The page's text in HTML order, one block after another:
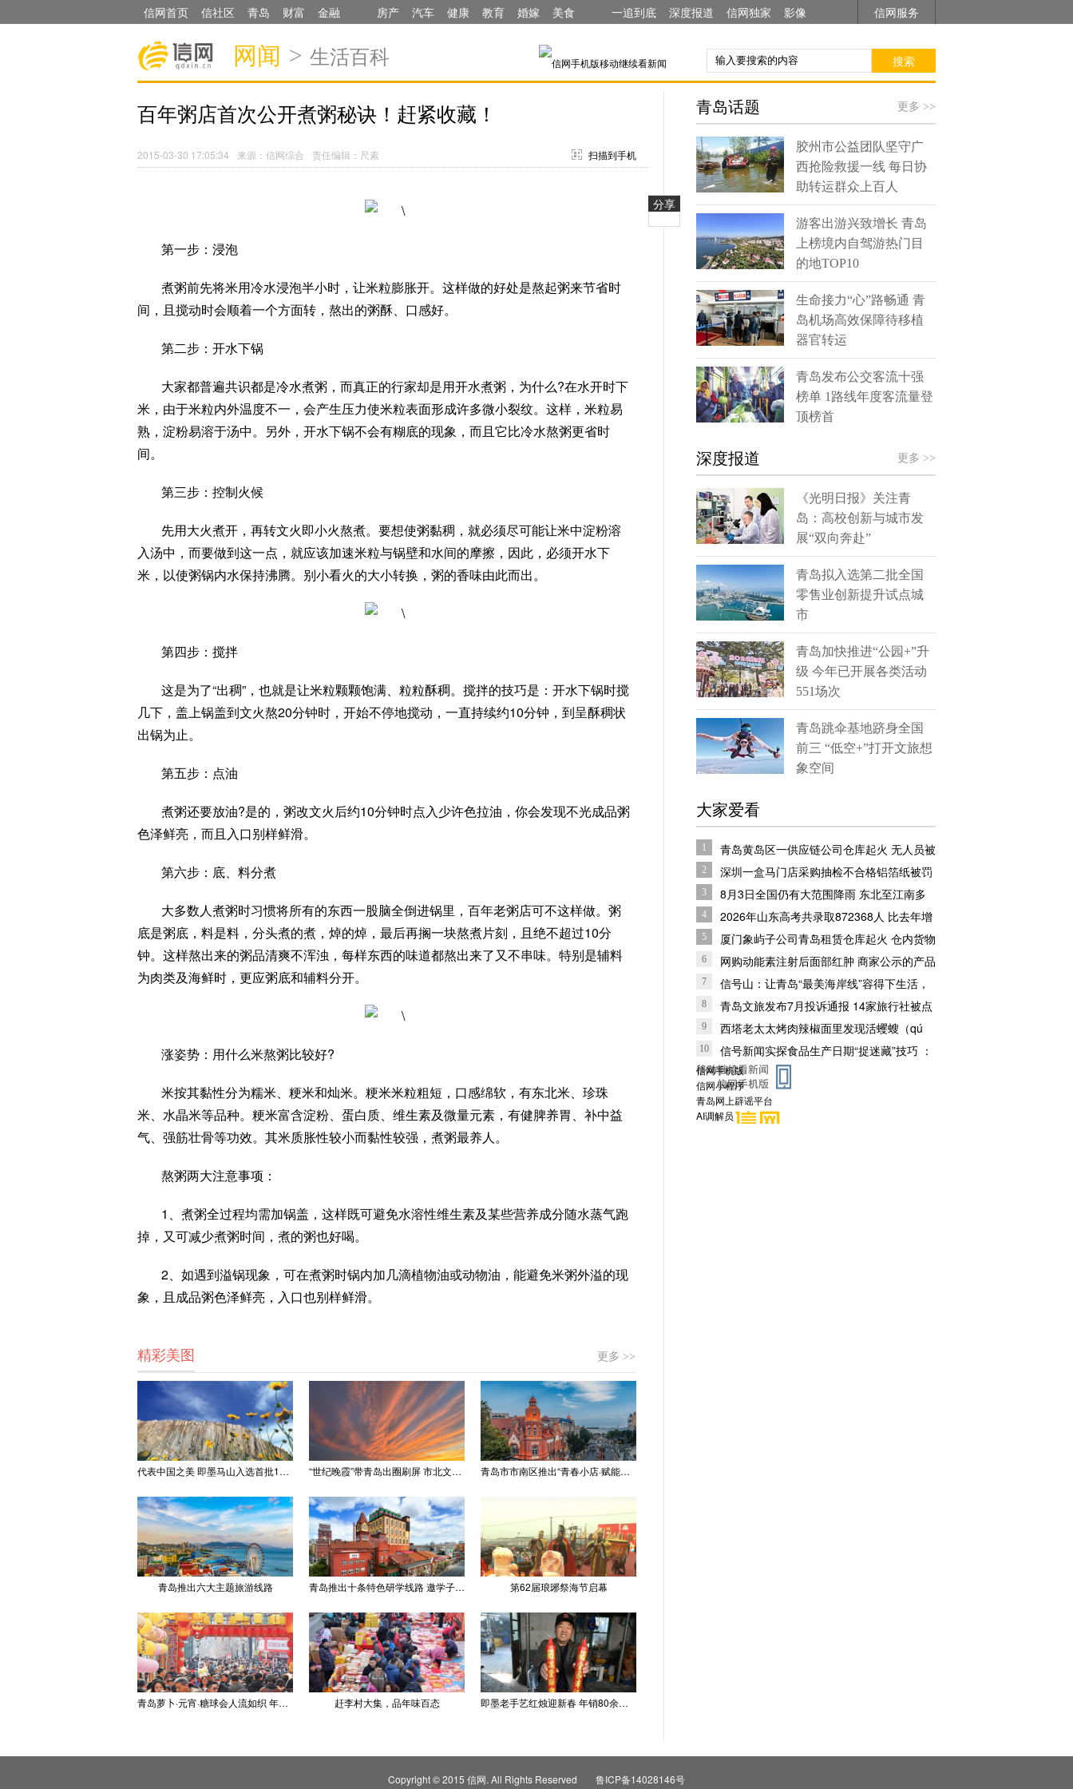
信网首页 信社区 青岛 财富 金融 房产 汽车 健康 教育 婚嫁 美食 一追到底 深度报道 信网独家 影像 信网服务
网闻 > 生活百科 搜索
百年粥店首次公开煮粥秘诀！赶紧收藏！
2015-03-30 17:05:34 来源：信网综合 责任编辑：尺素 扫描到手机
第一步：浸泡
煮粥前先将米用冷水浸泡半小时，让米粒膨胀开。这样做的好处是熬起粥来节省时
间，且搅动时会顺着一个方面转，熬出的粥酥、口感好。
第二步：开水下锅
大家都普遍共识都是冷水煮粥，而真正的行家却是用开水煮粥，为什么?在水开时下
米，由于米粒内外温度不一，会产生压力使米粒表面形成许多微小裂纹。这样，米粒易
熟，淀粉易溶于汤中。另外，开水下锅不会有糊底的现象，而且它比冷水熬粥更省时
间。
第三步：控制火候
先用大火煮开，再转文火即小火熬煮。要想使粥黏稠，就必须尽可能让米中淀粉溶
入汤中，而要做到这一点，就应该加速米粒与锅壁和水间的摩擦，因此，必须开水下
米，以使粥锅内水保持沸腾。别小看火的大小转换，粥的香味由此而出。
第四步：搅拌
这是为了“出稠”，也就是让米粒颗颗饱满、粒粒酥稠。搅拌的技巧是：开水下锅时搅
几下，盖上锅盖到文火熬20分钟时，开始不停地搅动，一直持续约10分钟，到呈酥稠状
出锅为止。
第五步：点油
煮粥还要放油?是的，粥改文火后约10分钟时点入少许色拉油，你会发现不光成品粥
色泽鲜亮，而且入口别样鲜滑。
第六步：底、料分煮
大多数人煮粥时习惯将所有的东西一股脑全倒进锅里，百年老粥店可不这样做。粥
底是粥底，料是料，分头煮的煮，焯的焯，最后再搁一块熬煮片刻，且绝不超过10分
钟。这样熬出来的粥品清爽不浑浊，每样东西的味道都熬出来了又不串味。特别是辅料
为肉类及海鲜时，更应粥底和辅料分开。
涨姿势：用什么米熬粥比较好?
米按其黏性分为糯米、粳米和灿米。粳米米粒粗短，口感绵软，有东北米、珍珠
米、水晶米等品种。粳米富含淀粉、蛋白质、维生素及微量元素，有健脾养胃、补中益
气、强筋壮骨等功效。其米质胀性较小而黏性较强，煮粥最养人。
熬粥两大注意事项：
1、煮粥全过程均需加锅盖，这样既可避免水溶性维生素及某些营养成分随水蒸气跑
掉，又可减少煮粥时间，煮的粥也好喝。
2、如遇到溢锅现象，可在煮粥时锅内加几滴植物油或动物油，能避免米粥外溢的现
象，且成品粥色泽鲜亮，入口也别样鲜滑。
精彩美图 更多 >>
代表中国之美 即墨马山入选首批100处“美丽中国打卡点” “世纪晚霞”带青岛出圈刷屏 市北文旅推出精品线路 青岛市市南区推出“青春小店·赋能计划” 聚满青岛温情
青岛推出六大主题旅游线路 青岛推出十条特色研学线路 邀学子逐梦深蓝探知山海 第62届琅琊祭海节启幕
青岛萝卜·元宵·糖球会人流如织 年味浓郁 赶李村大集，品年味百态 即墨老手艺红烛迎新春 年销80余吨供不应求
分享
青岛话题 更多 >>
胶州市公益团队坚守广
西抢险救援一线 每日协
助转运群众上百人
游客出游兴致增长 青岛
上榜境内自驾游热门目
的地TOP10
生命接力“心”路畅通 青
岛机场高效保障待移植
器官转运
青岛发布公交客流十强
榜单 1路线年度客流量登
顶榜首
深度报道 更多 >>
《光明日报》关注青
岛：高校创新与城市发
展“双向奔赴”
青岛拟入选第二批全国
零售业创新提升试点城
市
青岛加快推进“公园+”升
级 今年已开展各类活动
551场次
青岛跳伞基地跻身全国
前三 “低空+”打开文旅想
象空间
大家爱看
1
青岛黄岛区一供应链公司仓库起火 无人员被
困和伤亡
2
深圳一盒马门店采购抽检不合格铝箔纸被罚
企业罚款500元相关责任人罚款50元
3
8月3日全国仍有大范围降雨 东北至江南多
地高温闷热持续
4
2026年山东高考共录取872368人 比去年增
加2.7万余人
5
厦门象屿子公司青岛租赁仓库起火 仓内货物
足额投保，理赔工作推进中
6
网购动能素注射后面部红肿 商家公示的产品
备案编号张冠李戴且已注销
7
信号山：让青岛“最美海岸线”容得下生活，
也留得住风景
8
青岛文旅发布7月投诉通报 14家旅行社被点
名曝光
9
西塔老太太烤肉辣椒面里发现活蠼螋（qú
sōu） 店方赔了一千元又请顾客再吃一顿
10
信号新闻实探食品生产日期“捉迷藏”技巧 ：
白包装上印白色字体、透明瓶身刻透明字、
混杂编码让人看不懂
信网手机版
信网小程序
青岛网上辟谣平台
AI调解员
Copyright © 2015 信网. All Rights Reserved 鲁ICP备14028146号